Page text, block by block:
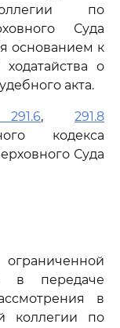
по
Суда
основанием к
о
акта.
, 291.8
кодекса
Суда
в передаче
в
коллегии по